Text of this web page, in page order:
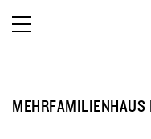
MEHRFAMILIENHAUS